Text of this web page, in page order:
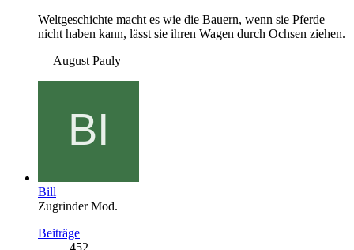
Weltgeschichte macht es wie die Bauern, wenn sie Pferde
nicht haben kann, lässt sie ihren Wagen durch Ochsen ziehen.
— August Pauly
Bill
Zugrinder Mod.
Beiträge
452